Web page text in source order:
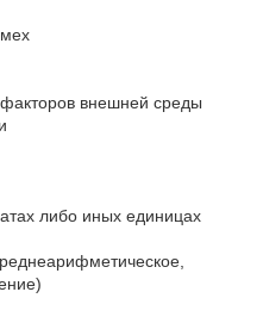
внешней среды
либо иных единицах